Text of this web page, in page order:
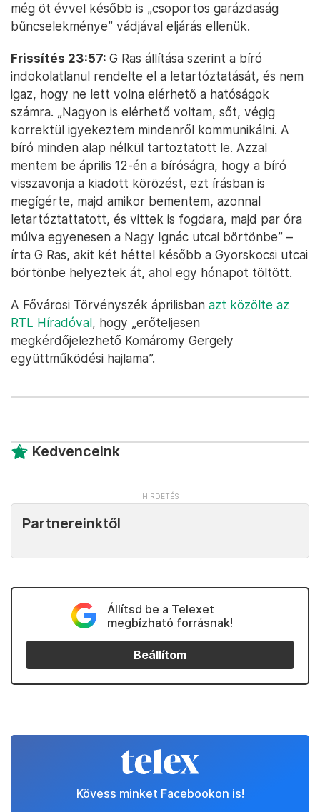
még öt évvel később is „csoportos garázdaság
bűncselekménye” vádjával eljárás ellenük.
Frissítés 23:57: G Ras állítása szerint a bíró
indokolatlanul rendelte el a letartóztatását, és nem
igaz, hogy ne lett volna elérhető a hatóságok
számra. „Nagyon is elérhető voltam, sőt, végig
korrektül igyekeztem mindenről kommunikálni. A
bíró minden alap nélkül tartoztatott le. Azzal
mentem be április 12-én a bíróságra, hogy a bíró
visszavonja a kiadott körözést, ezt írásban is
megígérte, majd amikor bementem, azonnal
letartóztattatott, és vittek is fogdara, majd par óra
múlva egyenesen a Nagy Ignác utcai börtönbe” –
írta G Ras, akit két héttel később a Gyorskocsi utcai
börtönbe helyeztek át, ahol egy hónapot töltött.
A Fővárosi Törvényszék áprilisban azt közölte az
RTL Híradóval, hogy „erőteljesen
megkérdőjelezhető Komáromy Gergely
együttműködési hajlama”.
Kedvenceink
Partnereinktől
Állítsd be a Telexet
megbízható forrásnak!
Beállítom
Kövess minket Facebookon is!